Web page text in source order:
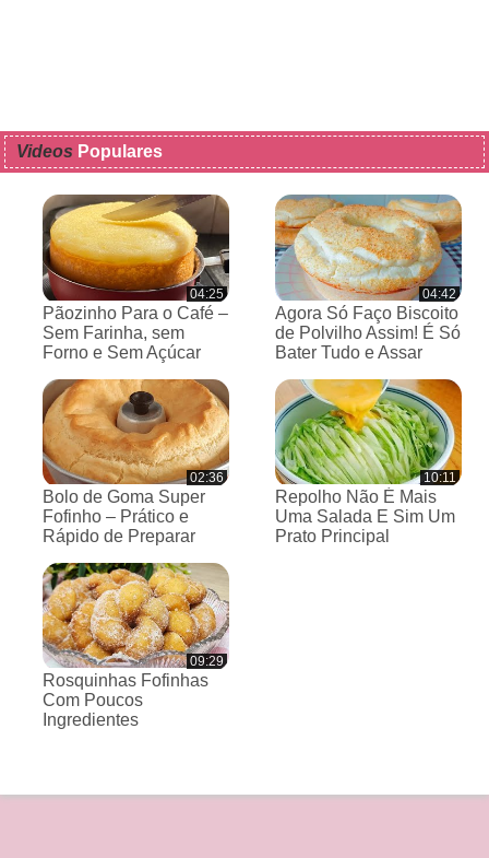
Videos Populares
04:25
Pãozinho Para o Café –
Sem Farinha, sem
Forno e Sem Açúcar
04:42
Agora Só Faço Biscoito
de Polvilho Assim! É Só
Bater Tudo e Assar
02:36
Bolo de Goma Super
Fofinho – Prático e
Rápido de Preparar
10:11
Repolho Não É Mais
Uma Salada E Sim Um
Prato Principal
09:29
Rosquinhas Fofinhas
Com Poucos
Ingredientes